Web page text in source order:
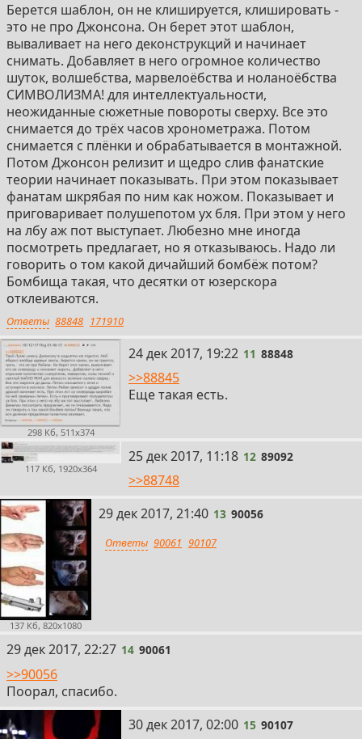
Берется шаблон, он не клишируется, клишировать -
это не про Джонсона. Он берет этот шаблон,
вываливает на него деконструкций и начинает
снимать. Добавляет в него огромное количество
шуток, волшебства, марвелоёбства и ноланоёбства
СИМВОЛИЗМА! для интеллектуальности,
неожиданные сюжетные повороты сверху. Все это
снимается до трёх часов хронометража. Потом
снимается с плёнки и обрабатывается в монтажной.
Потом Джонсон релизит и щедро слив фанатские
теории начинает показывать. При этом показывает
фанатам шкрябая по ним как ножом. Показывает и
приговаривает полушепотом ух бля. При этом у него
на лбу аж пот выступает. Любезно мне иногда
посмотреть предлагает, но я отказываюсь. Надо ли
говорить о том какой дичайший бомбёж потом?
Бомбища такая, что десятки от юзерскора
отклеиваются.
Ответы 88848 171910
298 Кб, 511x374
11
24 дек 2017, 19:22 11 88848
>>88845
Еще такая есть.
117 Кб, 1920x364
12
25 дек 2017, 11:18 12 89092
>>88748
137 Кб, 820x1080
13
29 дек 2017, 21:40 13 90056
Ответы 90061 90107
14
29 дек 2017, 22:27 14 90061
>>90056
Поорал, спасибо.
15
30 дек 2017, 02:00 15 90107